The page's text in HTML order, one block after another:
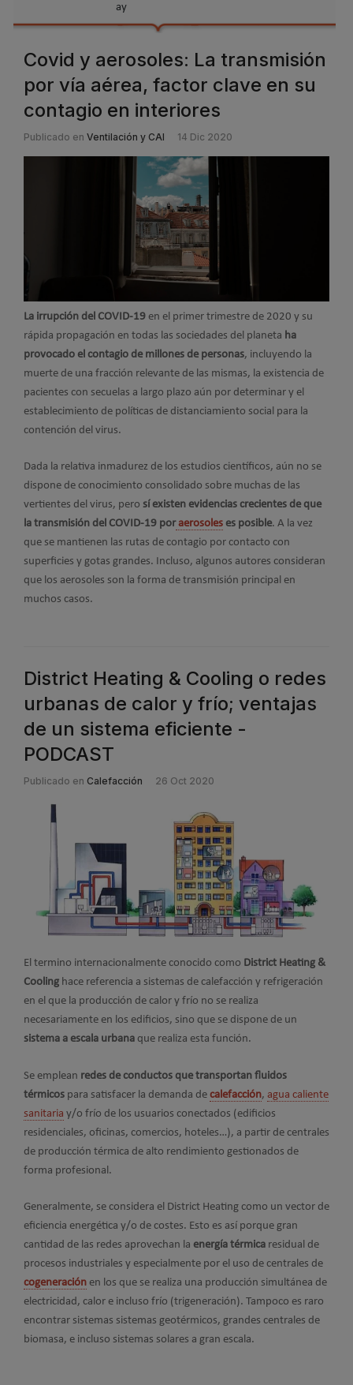
ay
Covid y aerosoles: La transmisión
por vía aérea, factor clave en su
contagio en interiores
Publicado en Ventilación y CAI 14 Dic 2020
La irrupción del COVID-19 en el primer trimestre de 2020 y su
rápida propagación en todas las sociedades del planeta ha
provocado el contagio de millones de personas, incluyendo la
muerte de una fracción relevante de las mismas, la existencia de
pacientes con secuelas a largo plazo aún por determinar y el
establecimiento de políticas de distanciamiento social para la
contención del virus.
Dada la relativa inmadurez de los estudios científicos, aún no se
dispone de conocimiento consolidado sobre muchas de las
vertientes del virus, pero sí existen evidencias crecientes de que
la transmisión del COVID-19 poraerosoles es posible. A la vez
que se mantienen las rutas de contagio por contacto con
superficies y gotas grandes. Incluso, algunos autores consideran
que los aerosoles son la forma de transmisión principal en
muchos casos.
District Heating & Cooling o redes
urbanas de calor y frío; ventajas
de un sistema eficiente -
PODCAST
Publicado en Calefacción 26 Oct 2020
El termino internacionalmente conocido como District Heating &
Cooling hace referencia a sistemas de calefacción y refrigeración
en el que la producción de calor y frío no se realiza
necesariamente en los edificios, sino que se dispone de un
sistema a escala urbana que realiza esta función.
Se emplean redes de conductos que transportan fluidos
térmicos para satisfacer la demanda de calefacción, agua caliente
sanitaria y/o frío de los usuarios conectados (edificios
residenciales, oficinas, comercios, hoteles…), a partir de centrales
de producción térmica de alto rendimiento gestionados de
forma profesional.
Generalmente, se considera el District Heating como un vector de
eficiencia energética y/o de costes. Esto es así porque gran
cantidad de las redes aprovechan la energía térmica residual de
procesos industriales y especialmente por el uso de centrales de
cogeneración en los que se realiza una producción simultánea de
electricidad, calor e incluso frío (trigeneración). Tampoco es raro
encontrar sistemas sistemas geotérmicos, grandes centrales de
biomasa, e incluso sistemas solares a gran escala.